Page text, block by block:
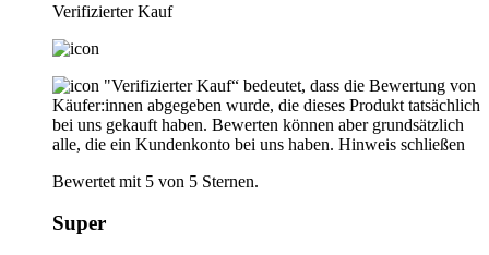
Verifizierter Kauf
"Verifizierter Kauf“ bedeutet, dass die Bewertung von
Käufer:innen abgegeben wurde, die dieses Produkt tatsächlich
bei uns gekauft haben. Bewerten können aber grundsätzlich
alle, die ein Kundenkonto bei uns haben. Hinweis schließen
Bewertet mit 5 von 5 Sternen.
Super